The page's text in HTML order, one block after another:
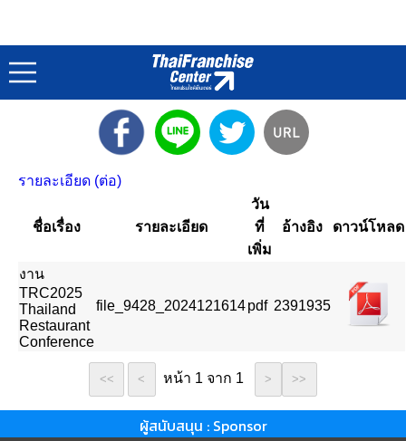
งาน TRC2025 Thailand Restaurant Conference
หน้าแรก
รายละเอียด (ต่อ)
ชื่อเรื่อง รายละเอียด
วัน
ที่
เพิ่ม
อ้างอิง ดาวน์โหลด
งาน
TRC2025
Thailand
Restaurant
Conference
file_9428_2024121614pdf 2391935
<< < หน้า 1 จาก 1 > >>
ผู้สนับสนุน : Sponsor